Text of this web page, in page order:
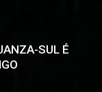
SUL É